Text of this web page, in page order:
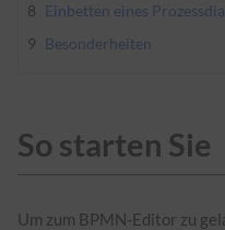
8 Einbetten eines
9 Besonderheiten
So starten Sie
Um zum BPMN-Editor zu